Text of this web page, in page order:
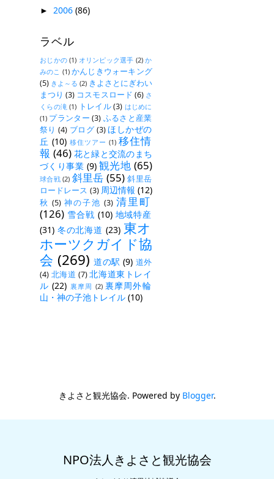
► 2006 (86)
ラベル
おじかの (1) オリンピック選手 (2) か
みのこ (1) かんじきウォーキング
(5) きよ～る (2) きよさとにぎわい
まつり (3) コスモスロード (6) さ
くらの滝 (1) トレイル(3) はじめに
(1) プランター (3) ふるさと産業
祭り (4) ブログ (3) ほしかぜの
丘 (10) 移住ツアー (1) 移住情
報 (46) 花と緑と交流のまち
づくり事業 (9) 観光地 (65)
球合戦 (2) 斜里岳 (55) 斜里岳
ロードレース (3) 周辺情報 (12)
秋 (5) 神の子池 (3) 清里町
(126) 雪合戦 (10) 地域特産
(31) 冬の北海道 (23) 東オ
ホーツクガイド協
会 (269) 道の駅 (9) 道外
(4) 北海道 (7) 北海道東トレイ
ル (22) 裏摩周 (2) 裏摩周外輪
山・神の子池トレイル (10)
きよさと観光協会. Powered by Blogger.
NPO法人きよさと観光協会